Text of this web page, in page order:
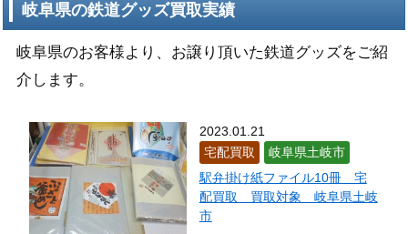
御嵩町
美濃加茂市 美濃市
輪之内町
岐阜県の鉄道グッズ買取実績
岐阜県のお客様より、お譲り頂いた鉄道グッズをご紹
介します。
2023.01.21
宅配買取
岐阜県土岐市
駅弁掛け紙ファイル10冊 宅
配買取 買取対象 岐阜県土岐
市